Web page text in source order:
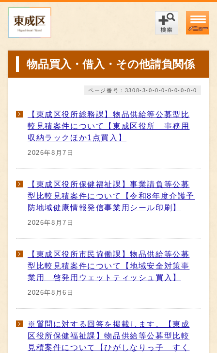
メニュー
物品買入・借入・その他請負関係
ページ番号：3308-3-0-0-0-0-0-0-0-0
【東成区役所総務課】物品供給等公募型比
較見積案件について【東成区役所 事務用
収納ラックほか1点買入】
2026年8月7日
【東成区役所保健福祉課】事業請負等公募
型比較見積案件について【令和8年度介護予
防地域健康情報発信事業用シール印刷】
2026年8月7日
【東成区役所市民協働課】物品供給等公募
型比較見積案件について【地域安全対策事
業用 啓発用ウェットティッシュ買入】
2026年8月6日
※質問に対する回答を掲載します。【東成
区役所保健福祉課】物品供給等公募型比較
見積案件について【ひがしなりっ子 すく